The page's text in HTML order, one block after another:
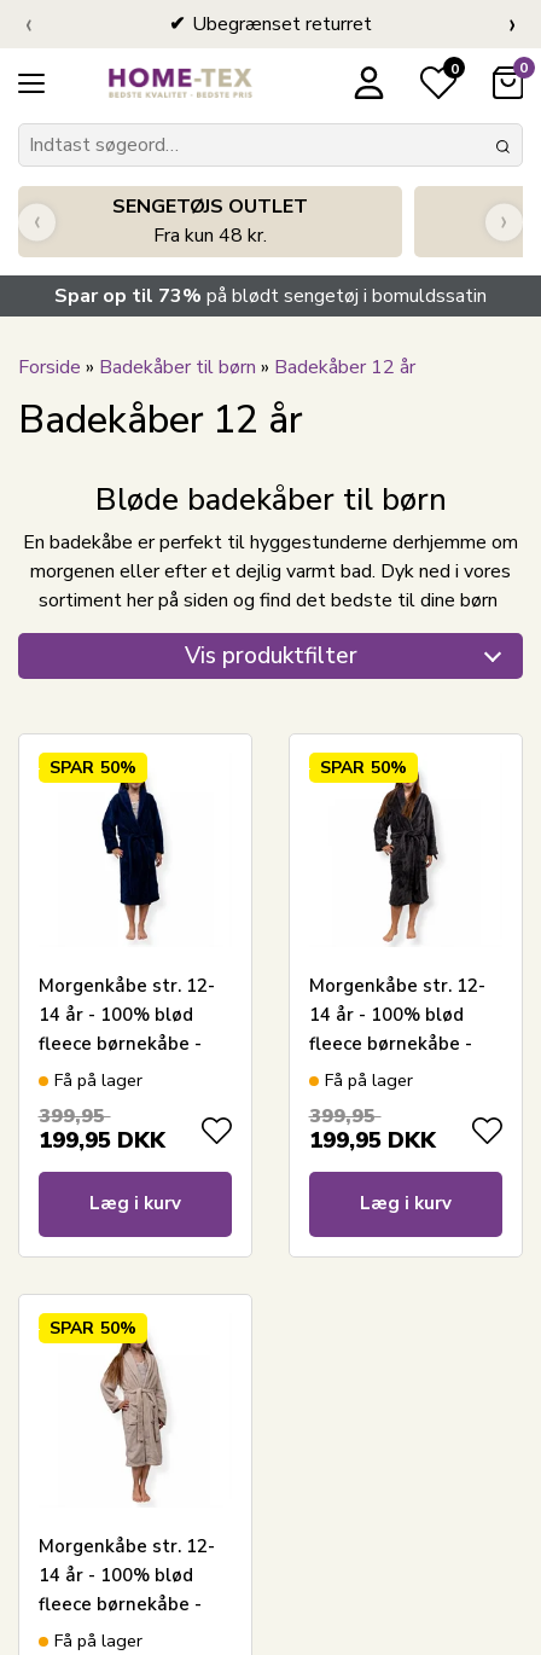
Ubegrænset returret
‹ ›
0 0
SENGETØJS OUTLET
Fra kun 48 kr.
‹ ›
Spar op til 73% på blødt sengetøj i bomuldssatin
Forside » Badekåber til børn » Badekåber 12 år
Badekåber 12 år
Bløde badekåber til børn
En badekåbe er perfekt til hyggestunderne derhjemme om
morgenen eller efter et dejlig varmt bad. Dyk ned i vores
sortiment her på siden og find det bedste til dine børn
Vis produktfilter
SPAR 50%
Morgenkåbe str. 12-
14 år - 100% blød
fleece børnekåbe -
BlåFå på lager
399,95
199,95 DKK
Læg i kurv
SPAR 50%
Morgenkåbe str. 12-
14 år - 100% blød
fleece børnekåbe -
Mørkegrå
Få på lager
399,95
199,95 DKK
Læg i kurv
SPAR 50%
Morgenkåbe str. 12-
14 år - 100% blød
fleece børnekåbe -
Sand
Få på lager